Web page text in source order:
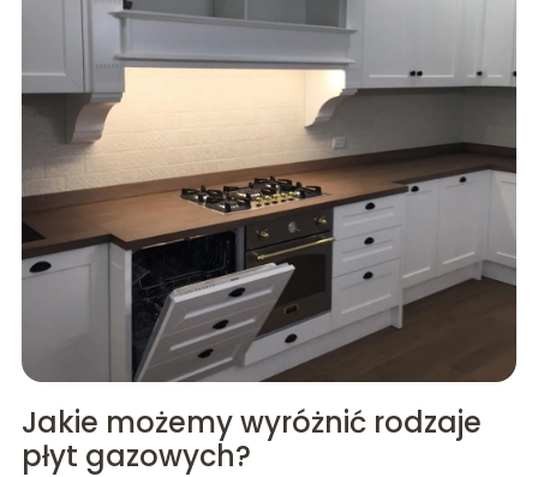
Jakie możemy wyróżnić rodzaje
płyt gazowych?